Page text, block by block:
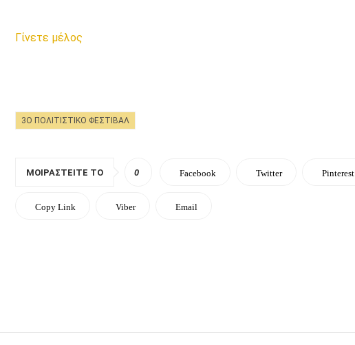
Γίνετε μέλος
3O ΠΟΛΙΤΙΣΤΙΚΌ ΦΕΣΤΙΒΆΛ
ΜΟΙΡΑΣΤΕΊΤΕ ΤΟ 0 Facebook Twitter Pinterest
Copy Link Viber Email